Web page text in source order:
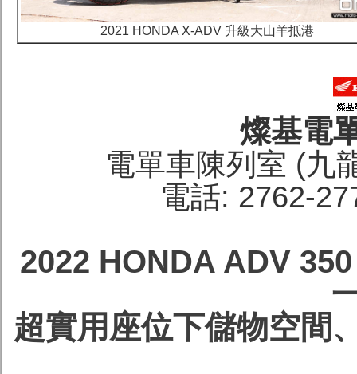
2021 HONDA X-ADV 升級大山羊抵港
燦基電
電單車陳列室 (九
電話: 2762-
2022 HONDA ADV
超實用座位下儲物空間